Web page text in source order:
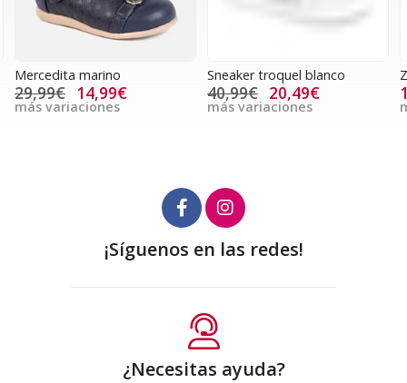
Mercedita marino
29,99€ 14,99€
más variaciones
Sneaker troquel blanco
40,99€ 20,49€
más variaciones
¡Síguenos en las redes!
¿Necesitas ayuda?